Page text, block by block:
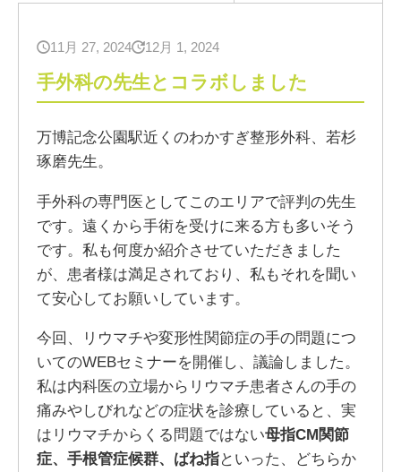
11月 27, 2024 12月 1, 2024
手外科の先生とコラボしました
万博記念公園駅近くのわかすぎ整形外科、若杉
琢磨先生。
手外科の専門医としてこのエリアで評判の先生
です。遠くから手術を受けに来る方も多いそう
です。私も何度か紹介させていただきました
が、患者様は満足されており、私もそれを聞い
て安心してお願いしています。
今回、リウマチや変形性関節症の手の問題につ
いてのWEBセミナーを開催し、議論しました。
私は内科医の立場からリウマチ患者さんの手の
痛みやしびれなどの症状を診療していると、実
はリウマチからくる問題ではない母指CM関節
症、手根管症候群、ばね指といった、どちらか